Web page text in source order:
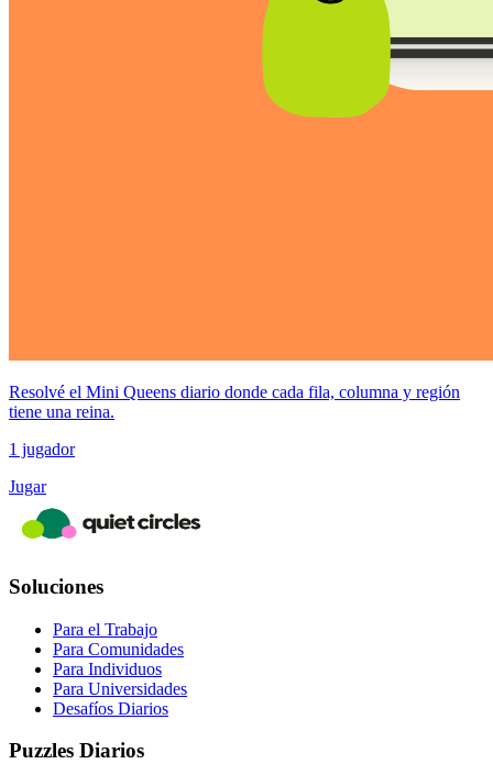
Resolvé el Mini Queens diario donde cada fila, columna y región
tiene una reina.
1 jugador
Jugar
Soluciones
Para el Trabajo
Para Comunidades
Para Individuos
Para Universidades
Desafíos Diarios
Puzzles Diarios